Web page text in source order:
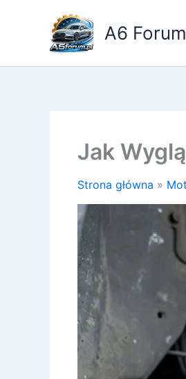
A6 Forum
Jak
Strona główna